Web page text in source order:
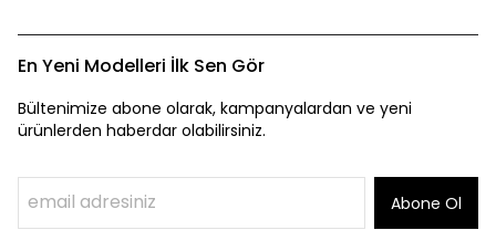
En Yeni Modelleri İlk Sen Gör
Bültenimize abone olarak, kampanyalardan ve yeni
ürünlerden haberdar olabilirsiniz.
Abone Ol